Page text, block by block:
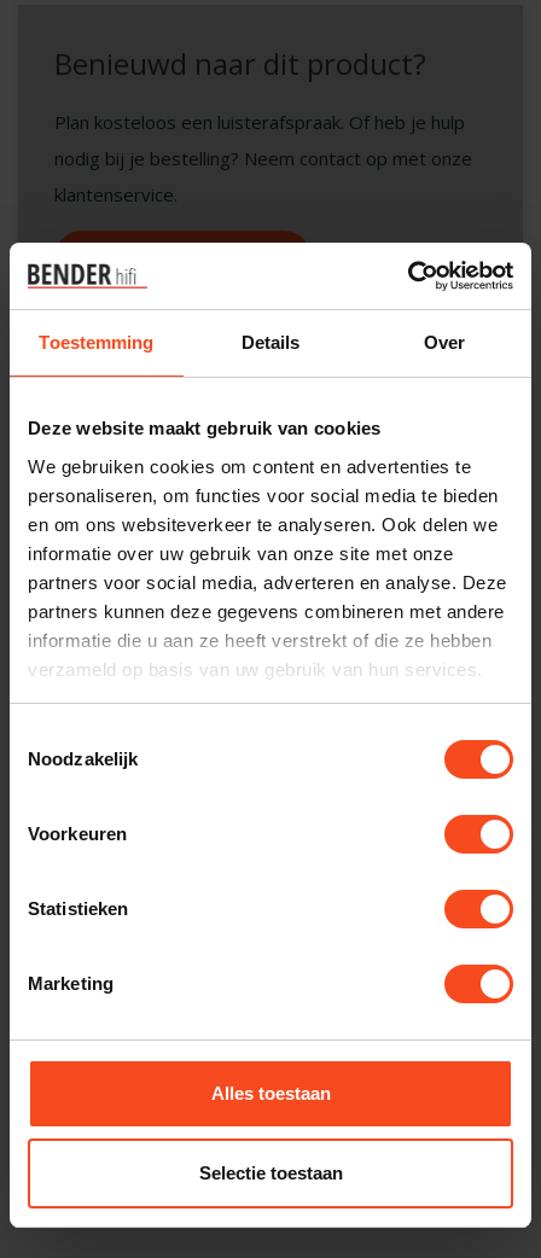
Toestemming Details Over
Deze website maakt gebruik van cookies
We gebruiken cookies om content en advertenties te
personaliseren, om functies voor social media te bieden
en om ons websiteverkeer te analyseren. Ook delen we
informatie over uw gebruik van onze site met onze
partners voor social media, adverteren en analyse. Deze
partners kunnen deze gegevens combineren met andere
informatie die u aan ze heeft verstrekt of die ze hebben
verzameld op basis van uw gebruik van hun services.
Noodzakelijk
Voorkeuren
Statistieken
Marketing
Alles toestaan
Selectie toestaan
Benieuwd naar dit product?
Plan kosteloos een luisterafspraak. Of heb je hulp
nodig bij je bestelling? Neem contact op met onze
klantenservice.
Interesse in product
Productomschrijving
Reviews
Specificaties
Gerelateerde producten
HANA
Op voorraad
€749,00
HANA
Op voorraad
HANA MH
Op voorraad
€1.249,00
€2.499,00